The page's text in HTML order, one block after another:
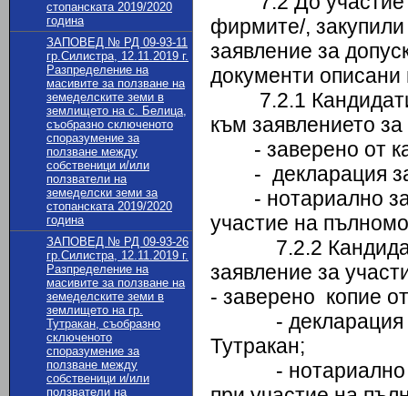
стопанската 2019/2020
година
ЗАПОВЕД № РД 09-93-11
гр.Силистра, 12.11.2019 г.
Разпределение на
масивите за ползване на
земеделските земи в
землището на с. Белица,
съобразно сключеното
споразумение за
ползване между
собственици и/или
ползватели на
земеделски земи за
стопанската 2019/2020
година
ЗАПОВЕД № РД 09-93-26
гр.Силистра, 12.11.2019 г.
Разпределение на
масивите за ползване на
земеделските земи в
землището на гр.
Тутракан, съобразно
сключеното
споразумение за
ползване между
собственици и/или
ползватели на
фирмите/,
заявление за
документи
7.2.1
към заявлението
- заверено от
- декларация за
- нотариално
участие на
7.2.2
заявление за
- заверено копие
- декларация за
Тутракан;
- нотариално